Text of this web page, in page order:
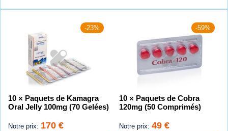
-23%
10 × Paquets de Kamagra
Oral Jelly 100mg (70 Gelées)
Notre prix: 170 €
-59%
10 × Paquets de Cobra
120mg (50 Comprimés)
Notre prix: 49 €